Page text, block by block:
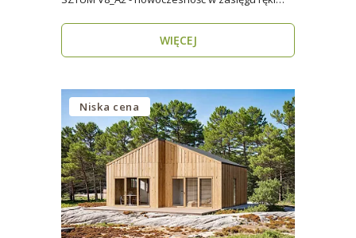
WIĘCEJ
Niska cena